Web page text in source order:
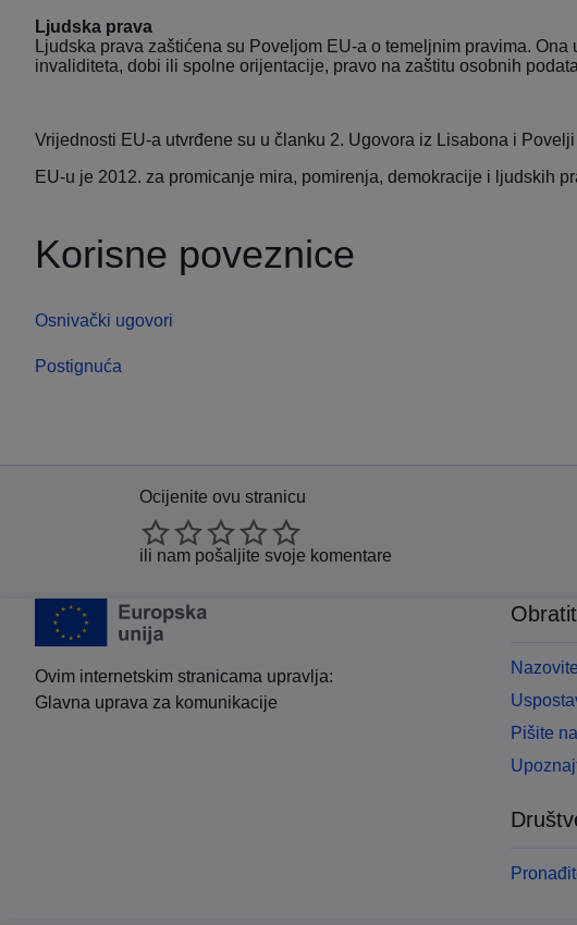
Ljudska prava
Ljudska prava zaštićena su Poveljom EU-a o temeljnim pravima.
invaliditeta, dobi ili spolne orijentacije, pravo na zaštitu osobnih
Vrijednosti EU-a utvrđene su u članku 2. Ugovora iz Lisabona i
EU-u je 2012. za promicanje mira, pomirenja, demokracije i ljudskih
Korisne poveznice
Osnivački ugovori
Postignuća
Ocijenite ovu stranicu
ili nam pošaljite svoje komentare
Ovim internetskim stranicama upravlja:
Glavna uprava za komunikacije
Pišite